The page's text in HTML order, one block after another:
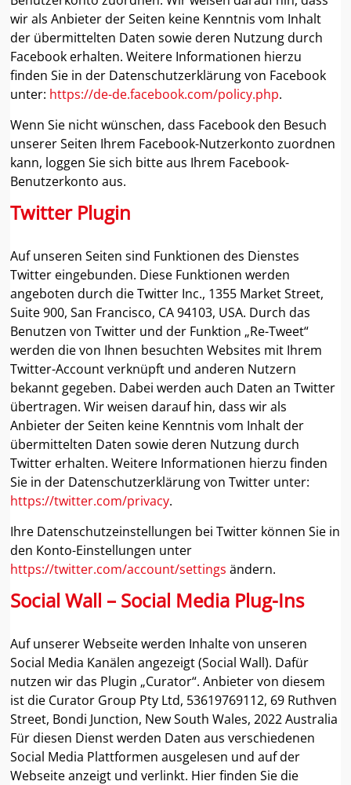
wir als Anbieter der Seiten keine Kenntnis vom Inhalt
der übermittelten Daten sowie deren Nutzung durch
Facebook erhalten. Weitere Informationen hierzu
finden Sie in der Datenschutzerklärung von Facebook
unter: https://de-de.facebook.com/policy.php.
Wenn Sie nicht wünschen, dass Facebook den Besuch
unserer Seiten Ihrem Facebook-Nutzerkonto zuordnen
kann, loggen Sie sich bitte aus Ihrem Facebook-
Benutzerkonto aus.
Twitter Plugin
Auf unseren Seiten sind Funktionen des Dienstes
Twitter eingebunden. Diese Funktionen werden
angeboten durch die Twitter Inc., 1355 Market Street,
Suite 900, San Francisco, CA 94103, USA. Durch das
Benutzen von Twitter und der Funktion „Re-Tweet“
werden die von Ihnen besuchten Websites mit Ihrem
Twitter-Account verknüpft und anderen Nutzern
bekannt gegeben. Dabei werden auch Daten an Twitter
übertragen. Wir weisen darauf hin, dass wir als
Anbieter der Seiten keine Kenntnis vom Inhalt der
übermittelten Daten sowie deren Nutzung durch
Twitter erhalten. Weitere Informationen hierzu finden
Sie in der Datenschutzerklärung von Twitter unter:
https://twitter.com/privacy.
Ihre Datenschutzeinstellungen bei Twitter können Sie in
den Konto-Einstellungen unter
https://twitter.com/account/settings ändern.
Social Wall – Social Media Plug-Ins
Auf unserer Webseite werden Inhalte von unseren
Social Media Kanälen angezeigt (Social Wall). Dafür
nutzen wir das Plugin „Curator“. Anbieter von diesem
ist die Curator Group Pty Ltd, 53619769112, 69 Ruthven
Street, Bondi Junction, New South Wales, 2022 Australia
Für diesen Dienst werden Daten aus verschiedenen
Social Media Plattformen ausgelesen und auf der
Webseite anzeigt und verlinkt. Hier finden Sie die